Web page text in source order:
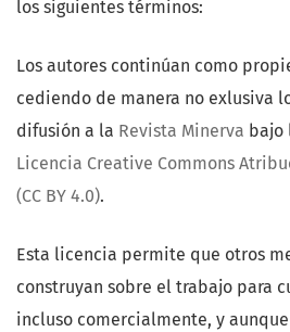
los siguientes términos:
Los autores continúan como
cediendo de manera no exlusiva
difusión a la Revista Minerva bajo
Licencia Creative Commons
(CC BY 4.0).
Esta licencia permite que otros
construyan sobre el trabajo para
incluso comercialmente, y